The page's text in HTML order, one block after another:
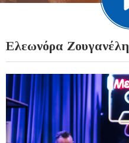
Ελεωνόρα Ζουγανέλη